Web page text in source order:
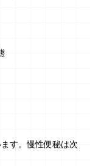
す。慢性便秘は次